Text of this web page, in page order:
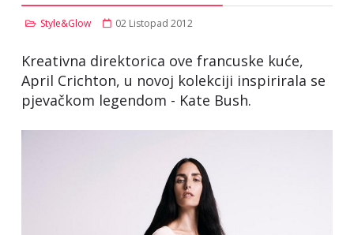
Style&Glow 02 Listopad 2012
Kreativna direktorica ove francuske kuće,
April Crichton, u novoj kolekciji inspirirala se
pjevačkom legendom - Kate Bush.